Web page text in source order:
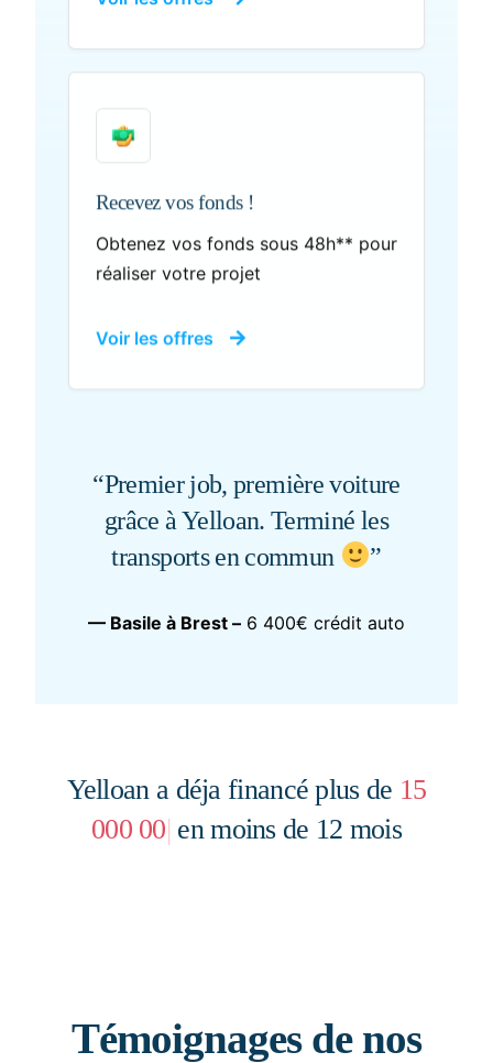
Recevez vos fonds !
Obtenez vos fonds sous 48h** pour
réaliser votre projet
Voir les offres
“Premier job, première voiture
grâce à Yelloan. Terminé les
transports en commun
”
— Basile à Brest –6 400€ crédit auto
Yelloan a déja financé plus de
1000 c| en moins de 12 mois
Témoignages de nos